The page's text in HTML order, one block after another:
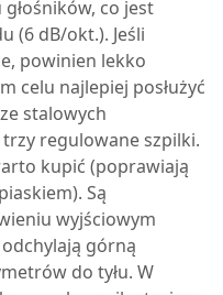
co jest
(6 dB/okt.). Jeśli
powinien lekko
celu najlepiej posłużyć
stalowych
regulowane szpilki.
kupić (poprawiają
Są
wyjściowym
górną
do tyłu. W